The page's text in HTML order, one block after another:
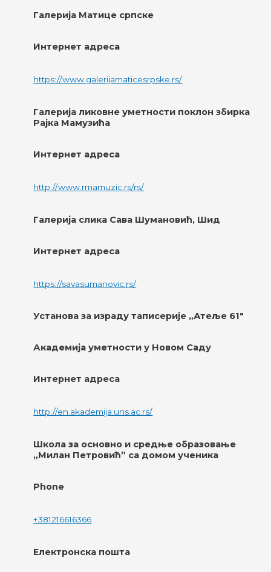
Галерија Матице српске
Интернет адреса
https://www.galerijamaticesrpske.rs/
Галерија ликовне уметности поклон збирка
Рајка Мамузића
Интернет адреса
http://www.rmamuzic.rs/rs/
Галерија слика Сава Шумановић, Шид
Интернет адреса
https://savasumanovic.rs/
Установа за израду таписерије „Атеље 61"
Академија уметности у Новом Саду
Интернет адреса
http://en.akademija.uns.ac.rs/
Школа за основно и средње образовање
„Милан Петровић” са домом ученика
Phone
+381216616366
Електронска пошта